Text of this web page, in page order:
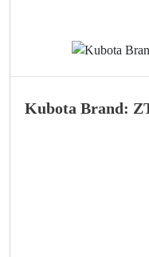
Kubota Brand: